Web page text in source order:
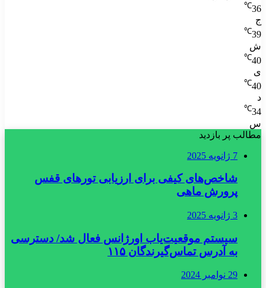
36
℃
ج
39
℃
ش
40
℃
ی
40
℃
د
34
℃
س
مطالب پر بازدید
7 ژانویه 2025
شاخص‌های کیفی برای ارزیابی تورهای قفس
پرورش ماهی
3 ژانویه 2025
سیستم موقعیت‌یاب اورژانس فعال شد/ دسترسی
به آدرس تماس‌گیرندگان ۱۱۵
29 نوامبر 2024